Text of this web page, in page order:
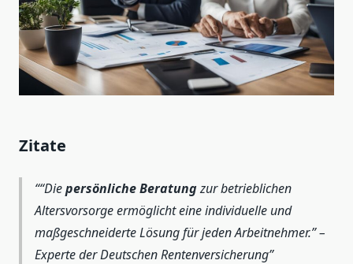
Zitate
“Diepersönliche Beratungzur betrieblichen
Altersvorsorge ermöglicht eine individuelle und
maßgeschneiderte Lösung für jeden Arbeitnehmer.” –
Experte der Deutschen Rentenversicherung